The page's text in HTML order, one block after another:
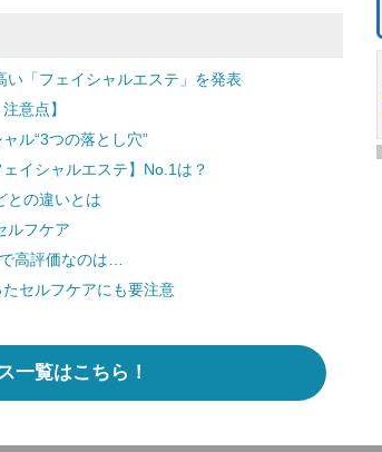
い「フェイシャルエステ」を発表
意点】
ル“3つの落とし穴”
イシャルエステ】No.1は？
との違いとは
ルフケア
高評価なのは…
セルフケアにも要注意
一覧はこちら！